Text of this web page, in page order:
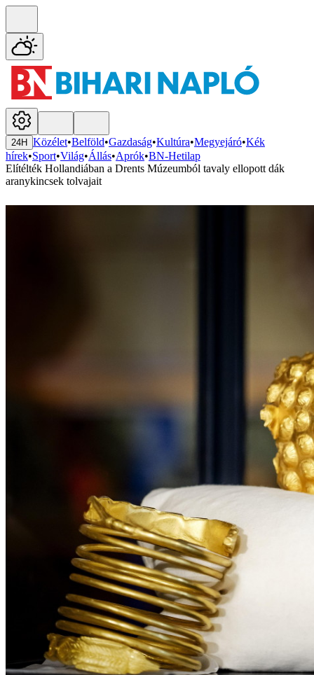
24H Közélet•Belföld•Gazdaság•Kultúra•Megyejáró•Kék
hírek•Sport•Világ•Állás•Aprók•BN-Hetilap
Elítélték Hollandiában a Drents Múzeumból tavaly ellopott dák
aranykincsek tolvajait